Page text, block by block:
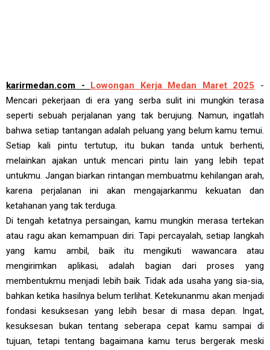
karirmedan.com - Lowongan Kerja Medan Maret 2025 -
Mencari pekerjaan di era yang serba sulit ini mungkin terasa
seperti sebuah perjalanan yang tak berujung. Namun, ingatlah
bahwa setiap tantangan adalah peluang yang belum kamu temui.
Setiap kali pintu tertutup, itu bukan tanda untuk berhenti,
melainkan ajakan untuk mencari pintu lain yang lebih tepat
untukmu. Jangan biarkan rintangan membuatmu kehilangan arah,
karena perjalanan ini akan mengajarkanmu kekuatan dan
ketahanan yang tak terduga.
Di tengah ketatnya persaingan, kamu mungkin merasa tertekan
atau ragu akan kemampuan diri. Tapi percayalah, setiap langkah
yang kamu ambil, baik itu mengikuti wawancara atau
mengirimkan aplikasi, adalah bagian dari proses yang
membentukmu menjadi lebih baik. Tidak ada usaha yang sia-sia,
bahkan ketika hasilnya belum terlihat. Ketekunanmu akan menjadi
fondasi kesuksesan yang lebih besar di masa depan. Ingat,
kesuksesan bukan tentang seberapa cepat kamu sampai di
tujuan, tetapi tentang bagaimana kamu terus bergerak meski